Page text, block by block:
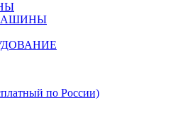
по России)